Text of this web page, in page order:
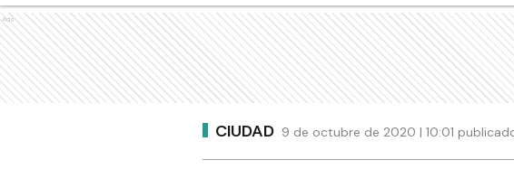
Ads
CIUDAD 9 de octubre de 2020 | 10:01